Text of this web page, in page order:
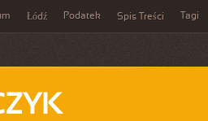
Łódź Podatek Spis Treści Tagi